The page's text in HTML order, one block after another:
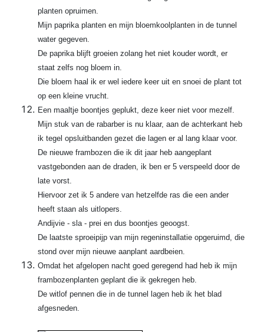
planten opruimen.
Mijn paprika planten en mijn bloemkoolplanten in de tunnel
water gegeven.
De paprika blijft groeien zolang het niet kouder wordt, er
staat zelfs nog bloem in.
Die bloem haal ik er wel iedere keer uit en snoei de plant tot
op een kleine vrucht.
Een maaltje boontjes geplukt, deze keer niet voor mezelf.
Mijn stuk van de rabarber is nu klaar, aan de achterkant heb
ik tegel opsluitbanden gezet die lagen er al lang klaar voor.
De nieuwe frambozen die ik dit jaar heb aangeplant
vastgebonden aan de draden, ik ben er 5 verspeeld door de
late vorst.
Hiervoor zet ik 5 andere van hetzelfde ras die een ander
heeft staan als uitlopers.
Andijvie - sla - prei en dus boontjes geoogst.
De laatste sproeipijp van mijn regeninstallatie opgeruimd, die
stond over mijn nieuwe aanplant aardbeien.
Omdat het afgelopen nacht goed geregend had heb ik mijn
frambozenplanten geplant die ik gekregen heb.
De witlof pennen die in de tunnel lagen heb ik het blad
afgesneden.